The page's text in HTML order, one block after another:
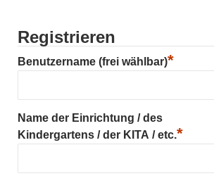
Registrieren
Benutzername (frei wählbar)*
Name der Einrichtung / des
Kindergartens / der KITA / etc.*